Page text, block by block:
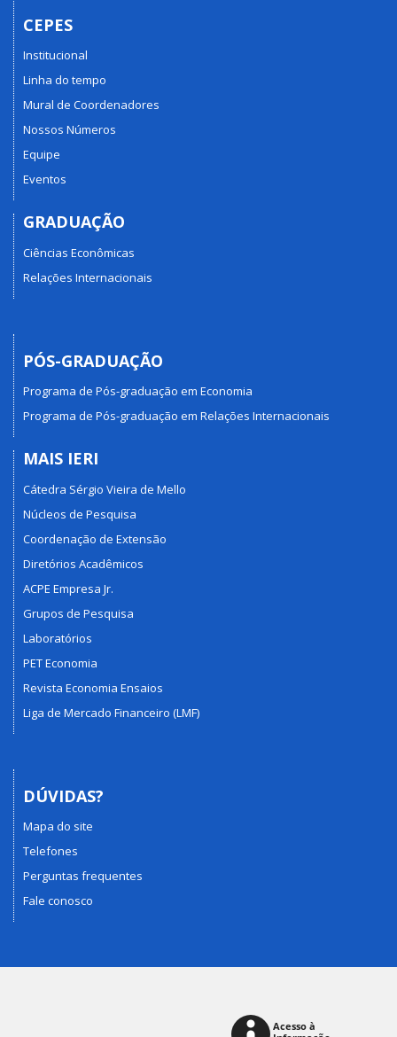
CEPES
Institucional
Linha do tempo
Mural de Coordenadores
Nossos Números
Equipe
Eventos
GRADUAÇÃO
Ciências Econômicas
Relações Internacionais
PÓS-GRADUAÇÃO
Programa de Pós-graduação em Economia
Programa de Pós-graduação em Relações Internacionais
MAIS IERI
Cátedra Sérgio Vieira de Mello
Núcleos de Pesquisa
Coordenação de Extensão
Diretórios Acadêmicos
ACPE Empresa Jr.
Grupos de Pesquisa
Laboratórios
PET Economia
Revista Economia Ensaios
Liga de Mercado Financeiro (LMF)
DÚVIDAS?
Mapa do site
Telefones
Perguntas frequentes
Fale conosco